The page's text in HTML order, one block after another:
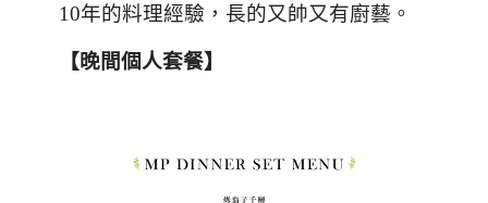
10年的料理經驗，長的又帥又有廚藝。
【晚間個人套餐】